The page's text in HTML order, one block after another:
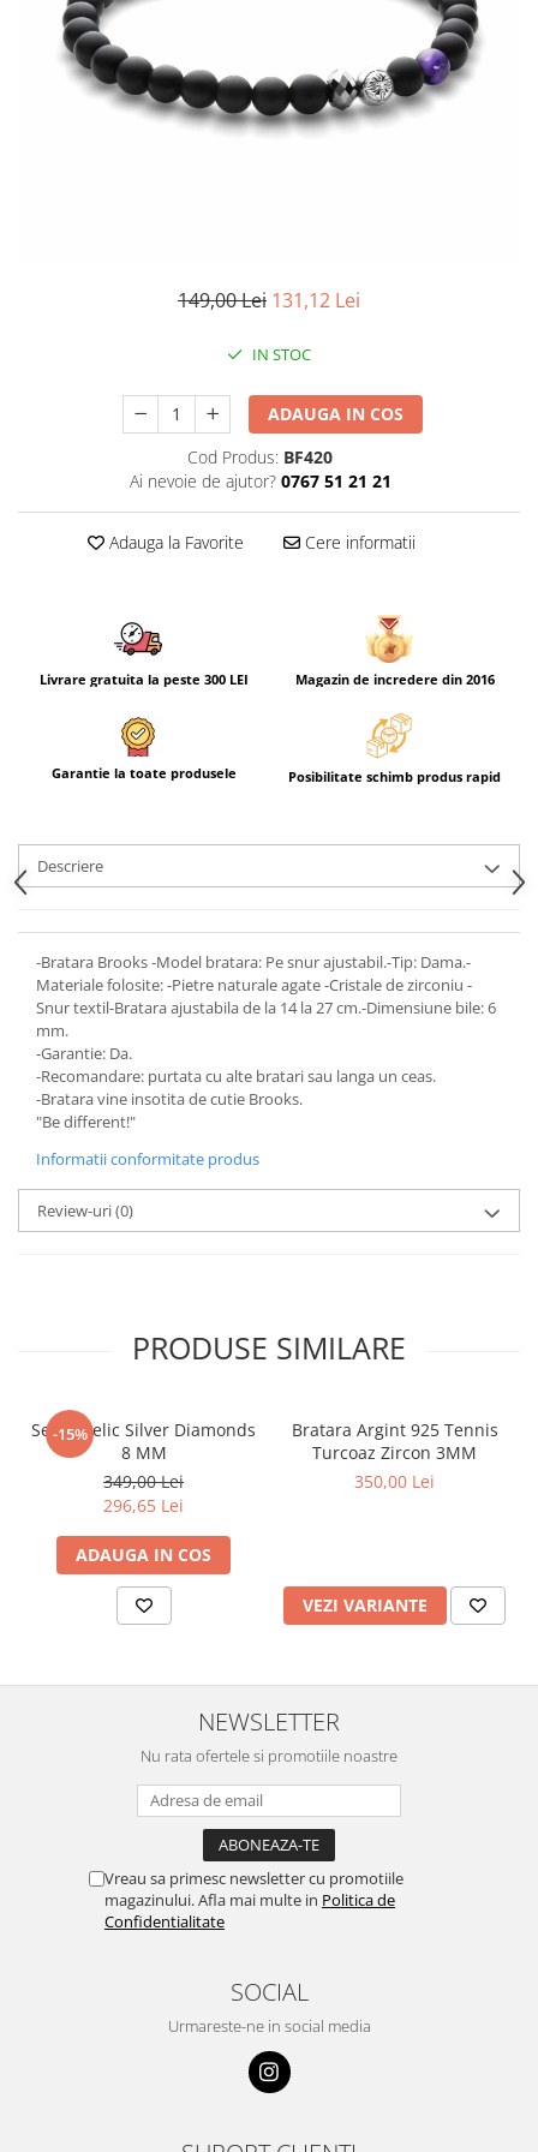
CERCEI
CEASURI DAMA
149,00 Lei 131,12 Lei
IN STOC
ADAUGA IN COS
Cod Produs: BF420
Ai nevoie de ajutor? 0767 51 21 21
Adauga la Favorite Cere informatii
Livrare gratuita la peste 300 LEI Magazin de incredere din 2016
Garantie la toate produsele Posibilitate schimb produs rapid
Descriere
-Bratara Brooks -Model bratara: Pe snur ajustabil.-Tip: Dama.-
Materiale folosite: -Pietre naturale agate -Cristale de zirconiu -
Snur textil-Bratara ajustabila de la 14 la 27 cm.-Dimensiune bile: 6
mm.
-Garantie: Da.
-Recomandare: purtata cu alte bratari sau langa un ceas.
-Bratara vine insotita de cutie Brooks.
"Be different!"
Informatii conformitate produs
Review-uri(0)
PRODUSE SIMILARE
-15%
Set Angelic Silver Diamonds
8 MM
349,00 Lei
296,65 Lei
ADAUGA IN COS
Bratara Argint 925 Tennis
Turcoaz Zircon 3MM
350,00 Lei
VEZI VARIANTE
NEWSLETTER
Nu rata ofertele si promotiile noastre
Vreau sa primesc newsletter cu promotiile
magazinului. Afla mai multe in Politica de
Confidentialitate
SOCIAL
Urmareste-ne in social media